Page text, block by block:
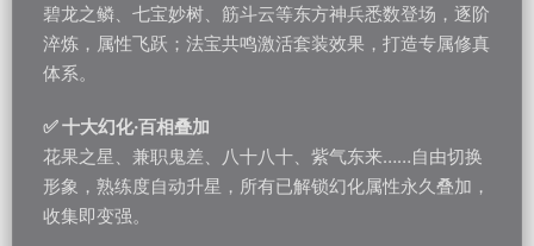
碧龙之鳞、七宝妙树、筋斗云等东方神兵悉数登场，逐阶
淬炼，属性飞跃；法宝共鸣激活套装效果，打造专属修真
体系。
✅ 十大幻化·百相叠加
花果之星、兼职鬼差、八十八十、紫气东来……自由切换
形象，熟练度自动升星，所有已解锁幻化属性永久叠加，
收集即变强。